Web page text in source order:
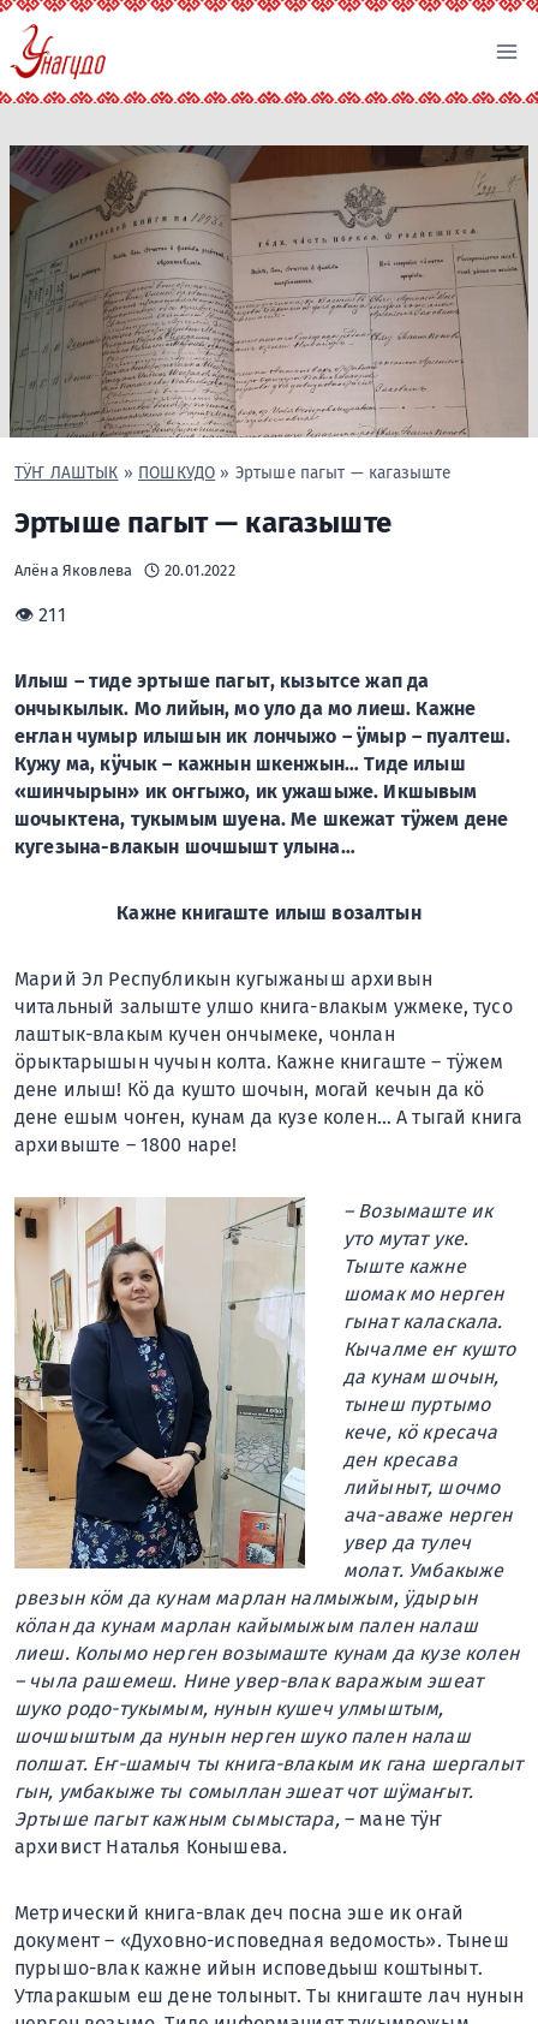
Перейти
содержимому
ТӰҤ ЛАШТЫК » ПОШКУДО » Эртыше пагыт — кагазыште
Эртыше пагыт — кагазыште
Алёна Яковлева 20.01.2022
👁 211
Илыш – тиде эртыше пагыт, кызытсе жап да
ончыкылык. Мо лийын, мо уло да мо лиеш. Кажне
еҥлан чумыр илышын ик лончыжо – ӱмыр – пуалтеш.
Кужу ма, кӱчык – кажнын шкенжын… Тиде илыш
«шинчырын» ик оҥгыжо, ик ужашыже. Икшывым
шочыктена, тукымым шуена. Ме шкежат тӱжем дене
кугезына-влакын шочшышт улына…
Кажне книгаште илыш возалтын
Марий Эл Республикын кугыжаныш архивын
читальный залыште улшо книга-влакым ужмеке, тусо
лаштык-влакым кучен ончымеке, чонлан
ӧрыктарышын чучын колта. Кажне книгаште – тӱжем
дене илыш! Кӧ да кушто шочын, могай кечын да кӧ
дене ешым чоҥен, кунам да кузе колен… А тыгай книга
архивыште – 1800 наре!
– Возымаште ик
уто мутат уке.
Тыште кажне
шомак мо нерген
гынат каласкала.
Кычалме еҥ кушто
да кунам шочын,
тынеш пуртымо
кече, кӧ кресача
ден кресава
лийыныт, шочмо
ача-аваже нерген
увер да тулеч
молат. Умбакыже
рвезын кӧм да кунам марлан налмыжым, ӱдырын
кӧлан да кунам марлан кайымыжым пален налаш
лиеш. Колымо нерген возымаште кунам да кузе колен
– чыла рашемеш. Нине увер-влак варажым эшеат
шуко родо-тукымым, нунын кушеч улмыштым,
шочшыштым да нунын нерген шуко пален налаш
полшат. Еҥ-шамыч ты книга-влакым ик гана шергалыт
гын, умбакыже ты сомыллан эшеат чот шӱмаҥыт.
Эртыше пагыт кажным сымыстара, – мане тӱҥ
архивист Наталья Конышева.
Метрический книга-влак деч посна эше ик оҥай
документ – «Духовно-исповедная ведомость». Тынеш
пурышо-влак кажне ийын исповедьыш коштыныт.
Утларакшым еш дене толыныт. Ты книгаште лач нунын